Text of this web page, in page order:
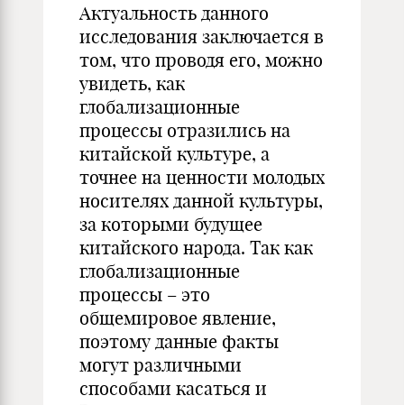
Актуальность данного
исследования заключается в
том, что проводя его, можно
увидеть, как
глобализационные
процессы отразились на
китайской культуре, а
точнее на ценности молодых
носителях данной культуры,
за которыми будущее
китайского народа. Так как
глобализационные
процессы – это
общемировое явление,
поэтому данные факты
могут различными
способами касаться и